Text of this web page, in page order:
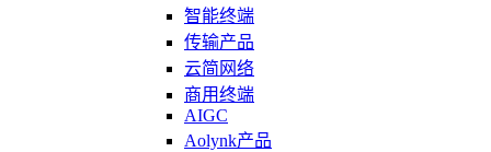
智能终端
传输产品
云简网络
商用终端
AIGC
Aolynk产品